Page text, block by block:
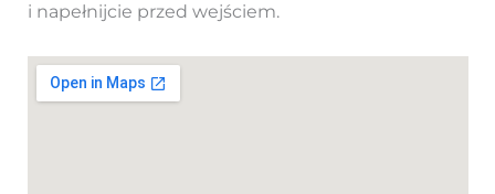
i napełnijcie przed wejściem.